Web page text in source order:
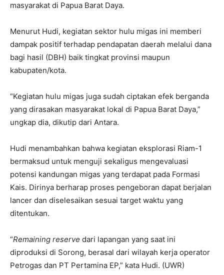
masyarakat di Papua Barat Daya.
Menurut Hudi, kegiatan sektor hulu migas ini memberi
dampak positif terhadap pendapatan daerah melalui dana
bagi hasil (DBH) baik tingkat provinsi maupun
kabupaten/kota.
“Kegiatan hulu migas juga sudah ciptakan efek berganda
yang dirasakan masyarakat lokal di Papua Barat Daya,”
ungkap dia, dikutip dari Antara.
Hudi menambahkan bahwa kegiatan eksplorasi Riam-1
bermaksud untuk menguji sekaligus mengevaluasi
potensi kandungan migas yang terdapat pada Formasi
Kais. Dirinya berharap proses pengeboran dapat berjalan
lancer dan diselesaikan sesuai target waktu yang
ditentukan.
“Remaining reserve dari lapangan yang saat ini
diproduksi di Sorong, berasal dari wilayah kerja operator
Petrogas dan PT Pertamina EP,” kata Hudi. (UWR)